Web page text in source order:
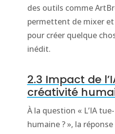
des outils comme
permettent de mixer
pour créer quelque
inédit.
2.3 Impact de
créativité
À la question « L’IA
humaine ? », la